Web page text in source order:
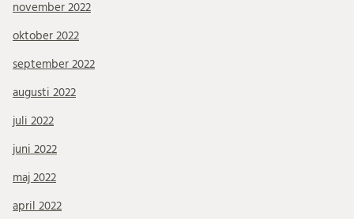
november 2022
oktober 2022
september 2022
augusti 2022
juli 2022
juni 2022
maj 2022
april 2022